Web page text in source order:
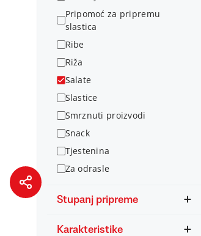
Pripomoć za pripremu
slastica
Ribe
Riža
Salate
Slastice
Smrznuti proizvodi
Snack
Tjestenina
Za odrasle
Stupanj pripreme
Karakteristike